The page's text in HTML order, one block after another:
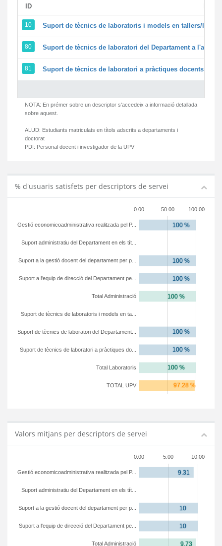
ID
10 Suport de tècnics de laboratoris i models en tallers/
80 Suport de tècnics de laboratori del Departament a
81 Suport de tècnics de laboratori a pràctiques docents i
NOTA: En prémer sobre un descriptor s'accedeix a informació detallada
sobre aquest.
ALUD: Estudiants matriculats en títols adscrits a departaments i
doctorat
PDI: Personal docent i investigador de la UPV
% d'usuaris satisfets per descriptors de servei
0.00 50.00 100.00
TOTAL UPV
Total Laboratoris
Suport de tècnics de laboratori a pràctiques do...
Suport de tècnics de laboratori del Departament...
Suport de tècnics de laboratoris i models en ta...
Total Administració
Suport a l'equip de direcció del Departament pe...
Suport a la gestió docent del departament per p...
Suport administratiu del Departament en els tít...
Gestió economicoadministrativa realitzada pel P...
Valors mitjans per descriptors de servei
0.00 5.00 10.00
Total Administració
Suport a l'equip de direcció del Departament pe...
Suport a la gestió docent del departament per p...
Suport administratiu del Departament en els tít...
Gestió economicoadministrativa realitzada pel P...